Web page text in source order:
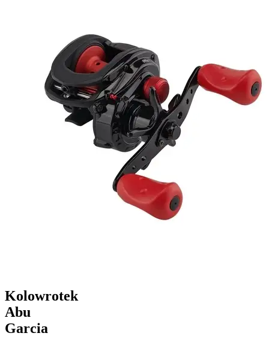
Kolowrotek
Abu
Garcia